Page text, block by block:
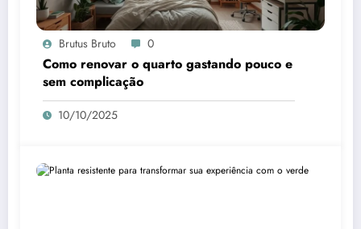
Brutus Bruto 0
Como renovar o quarto gastando pouco e
sem complicação
10/10/2025